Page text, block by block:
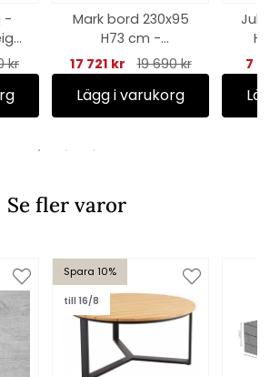
-
kr
Mark bord 230x95
H73 cm -
svart/teak
17 721 kr 19 690 kr
Lägg i varukorg
7
Se fler varor
Spara 10%
till 16/8